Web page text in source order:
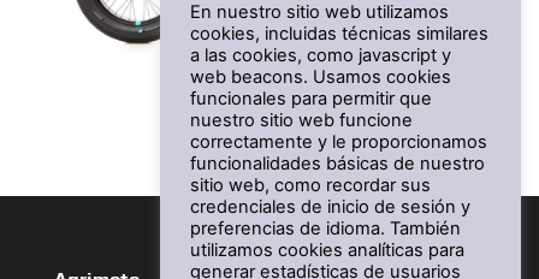
BOOSTER
Desde 2.399 €
En nuestro sitio web utilizamos
cookies, incluidas técnicas similares
a las cookies, como javascript y
web beacons. Usamos cookies
funcionales para permitir que
nuestro sitio web funcione
correctamente y le proporcionamos
funcionalidades básicas de nuestro
sitio web, como recordar sus
credenciales de inicio de sesión y
preferencias de idioma. También
utilizamos cookies analíticas para
generar estadísticas de usuarios